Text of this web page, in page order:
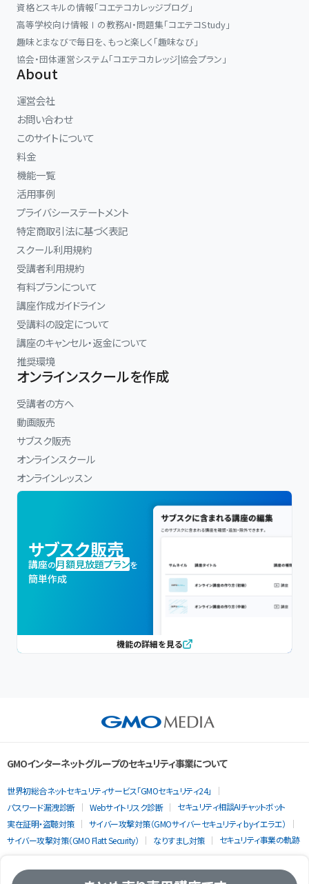
資格とスキルの情報「コエテコカレッジブログ」
高等学校向け情報Ⅰの教務AI・問題集「コエテコStudy」
趣味とまなびで毎日を、もっと楽しく「趣味なび」
協会・団体運営システム「コエテコカレッジ|協会プラン」
About
運営会社
お問い合わせ
このサイトについて
料金
機能一覧
活用事例
プライバシーステートメント
特定商取引法に基づく表記
スクール利用規約
受講者利用規約
有料プランについて
講座作成ガイドライン
受講料の設定について
講座のキャンセル・返金について
推奨環境
オンラインスクールを作成
受講者の方へ
動画販売
サブスク販売
オンラインスクール
オンラインレッスン
サブスク販売
講座の月額見放題プランを
簡単作成
機能の詳細を見る
GMOインターネットグループのセキュリティ事業について
世界初総合ネットセキュリティサービス「GMOセキュリティ24」
パスワード漏洩診断
Webサイトリスク診断
セキュリティ相談AIチャットボット
実在証明・盗聴対策
サイバー攻撃対策（GMOサイバーセキュリティ byイエラエ）
サイバー攻撃対策（GMO Flatt Security）
なりすまし対策 セキュリティ事業の軌跡